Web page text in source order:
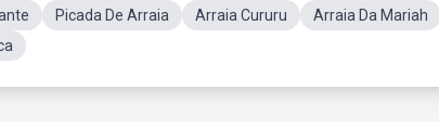
Picada De Arraia Arraia Cururu
Arraia Da Mariah